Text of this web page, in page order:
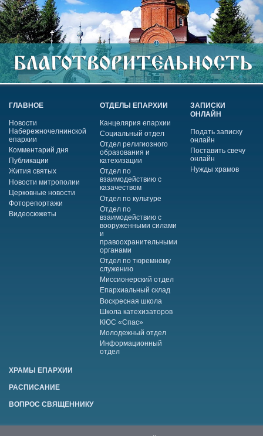
ГЛАВНОЕ
Новости
Набережночелнинской
епархии
Комментарий дня
Публикации
Жития святых
Новости митрополии
Церковные новости
Фоторепортажи
Видеосюжеты
ОТДЕЛЫ ЕПАРХИИ
Канцелярия епархии
Социальный отдел
Отдел религиозного
образования и
катехизации
Отдел по
взаимодействию с
казачеством
Отдел по культуре
Отдел по
взаимодействию с
вооруженными силами
и
правоохранительными
органами
Отдел по тюремному
служению
Миссионерский отдел
Епархиальный склад
Воскресная школа
Школа катехизаторов
КЮС «Спас»
Молодежный отдел
Информационный
отдел
ЗАПИСКИ
ОНЛАЙН
Подать записку
онлайн
Поставить свечу
онлайн
Нужды храмов
ХРАМЫ ЕПАРХИИ
РАСПИСАНИЕ
ВОПРОС СВЯЩЕННИКУ